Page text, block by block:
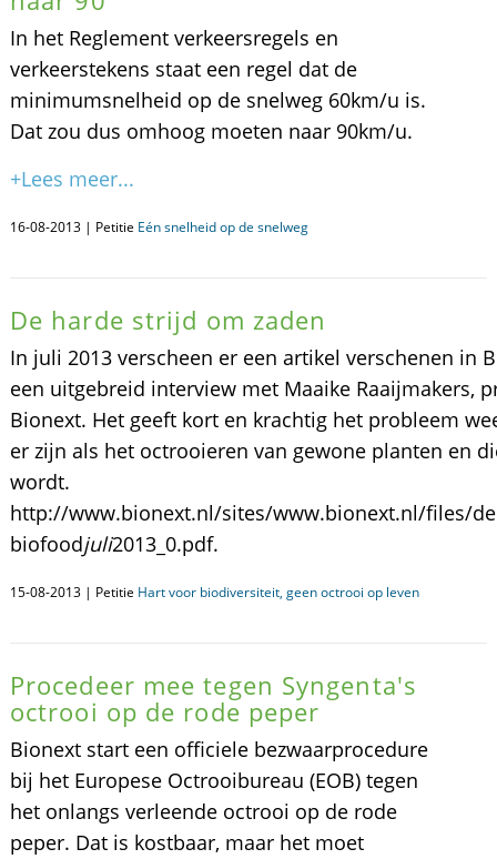
In het Reglement verkeersregels en
verkeerstekens staat een regel dat de
minimumsnelheid op de snelweg 60km/u is.
Dat zou dus omhoog moeten naar 90km/u.
+Lees meer...
16-08-2013 | Petitie Eén snelheid op de snelweg
De harde strijd om zaden
In juli 2013 verscheen er een artikel verschenen in
een uitgebreid interview met Maaike Raaijmakers,
Bionext. Het geeft kort en krachtig het probleem
er zijn als het octrooieren van gewone planten en
wordt.
http://www.bionext.nl/sites/www.bionext.nl/files/de
biofoodjuli2013_0.pdf.
15-08-2013 | Petitie Hart voor biodiversiteit, geen octrooi op leven
Procedeer mee tegen Syngenta's
octrooi op de rode peper
Bionext start een officiele bezwaarprocedure
bij het Europese Octrooibureau (EOB) tegen
het onlangs verleende octrooi op de rode
peper. Dat is kostbaar, maar het moet